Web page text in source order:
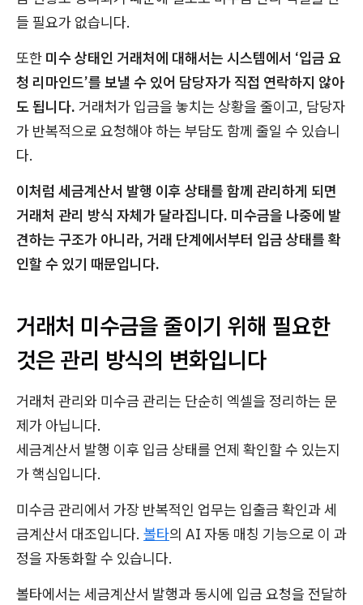
들 필요가 없습니다.
또한 미수 상태인 거래처에 대해서는 시스템에서 ‘입금 요
청 리마인드’를 보낼 수 있어 담당자가 직접 연락하지 않아
도 됩니다. 거래처가 입금을 놓치는 상황을 줄이고, 담당자
가 반복적으로 요청해야 하는 부담도 함께 줄일 수 있습니
다.
이처럼 세금계산서 발행 이후 상태를 함께 관리하게 되면
거래처 관리 방식 자체가 달라집니다. 미수금을 나중에 발
견하는 구조가 아니라, 거래 단계에서부터 입금 상태를 확
인할 수 있기 때문입니다.
거래처 미수금을 줄이기 위해 필요한
것은 관리 방식의 변화입니다
거래처 관리와 미수금 관리는 단순히 엑셀을 정리하는 문
제가 아닙니다.
세금계산서 발행 이후 입금 상태를 언제 확인할 수 있는지
가 핵심입니다.
미수금 관리에서 가장 반복적인 업무는 입출금 확인과 세
금계산서 대조입니다. 볼타의 AI 자동 매칭 기능으로 이 과
정을 자동화할 수 있습니다.
볼타에서는 세금계산서 발행과 동시에 입금 요청을 전달하